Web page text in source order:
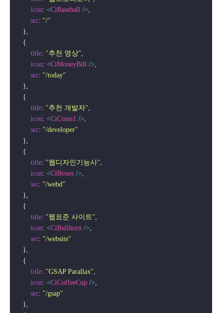
icon: <CiBaseball />,
src: "/"
    },
    {
title: "추천 영상",
icon: <CiMoneyBill />,
src: "/today"
    },
    {
title: "추천 개발자",
icon: <CiCoins1 />,
src: "/developer"
    },
    {
title: "웹디자인기능사",
icon: <CiBoxes />,
src: "/webd"
    },
    {
title: "웹표준 사이트",
icon: <CiBullhorn />,
src: "/website"
    },
    {
title: "GSAP Parallax",
icon: <CiCoffeeCup />,
src: "/gsap"
    },